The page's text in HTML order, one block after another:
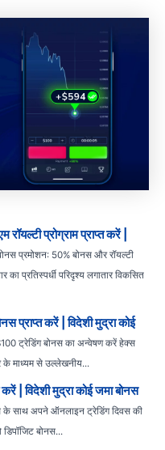
प्रोग्राम प्राप्त करें |
प्रमोशन: 50% बोनस और रॉयल्टी
का प्रतिस्पर्धी परिदृश्य लगातार विकसित
प्राप्त करें | विदेशी मुद्रा कोई
ट्रेडिंग बोनस का अन्वेषण करें हेक्स
माध्यम से उल्लेखनीय...
| विदेशी मुद्रा कोई जमा बोनस
के साथ अपने ऑनलाइन ट्रेडिंग दिवस की
बोनस...